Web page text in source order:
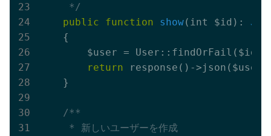
     */
public
function show(int $id) :
{
        $user = User::findOrFail($id);
return response()-
    }
/**
     * 新しいユーザーを作成